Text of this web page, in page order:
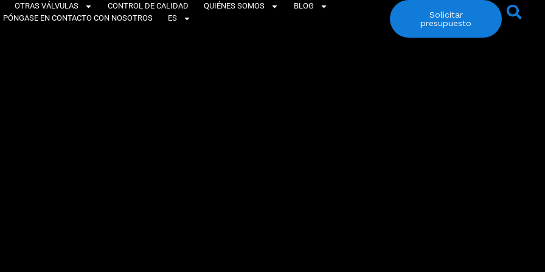
OTRAS VÁLVULAS CONTROL DE CALIDAD QUIÉNES SOMOS
BLOG
PÓNGASE EN CONTACTO CON NOSOTROS
ES
Solicitar
presupuesto